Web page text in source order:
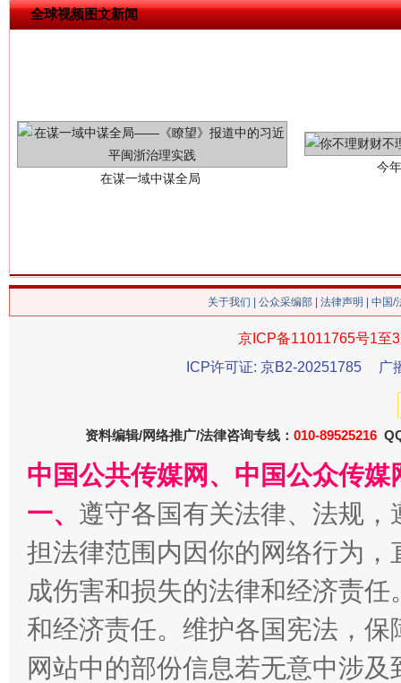
全球视频图文新闻
在谋一域中谋全局
今
魏明
“刷贴”乱象丛生
生
关于我们 公众采编部 法律声明 | 中国
京ICP备11011765号1至
ICP许可证: 京B2-20251785
广
资料编辑/网络推广/法律咨询专线： 010-89525216
中国公共传媒网、中国公众传
一、 遵守各国有关法律、法规
担法律范围内因你的网络行为
成伤害和损失的法律和经济责
和经济责任。维护各国宪法，
网站中的部份信息若无意中涉